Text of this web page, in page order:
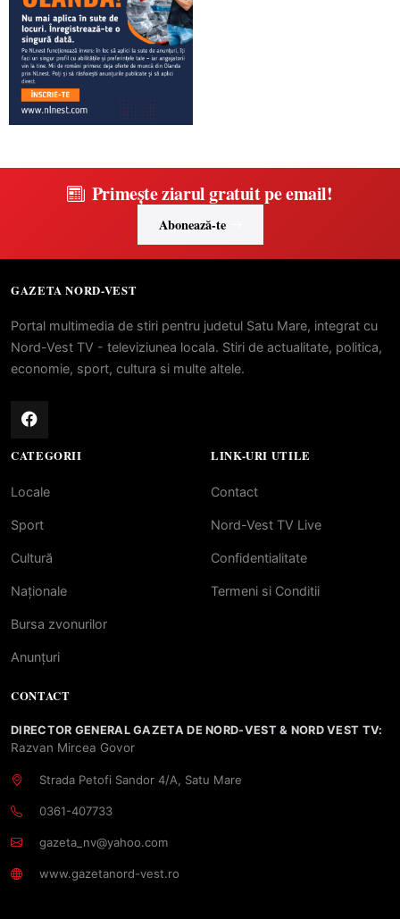
Primește ziarul gratuit pe email!
Abonează-te
GAZETA NORD-VEST
Portal multimedia de stiri pentru judetul Satu Mare, integrat cu
Nord-Vest TV - televiziunea locala. Stiri de actualitate, politica,
economie, sport, cultura si multe altele.
CATEGORII
Locale
Sport
Cultură
Naționale
Bursa zvonurilor
Anunțuri
LINK-URI UTILE
Contact
Nord-Vest TV Live
Confidentialitate
Termeni si Conditii
CONTACT
DIRECTOR GENERAL GAZETA DE NORD-VEST & NORD VEST TV:
Razvan Mircea Govor
Strada Petofi Sandor 4/A, Satu Mare
0361-407733
gazeta_nv@yahoo.com
www.gazetanord-vest.ro